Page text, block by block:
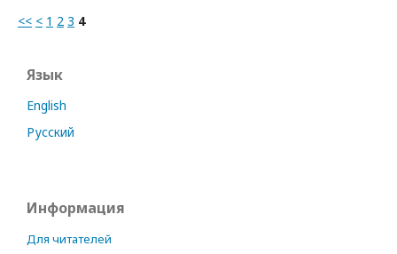
<< < 1 2 3 4
Язык
English
Русский
Информация
Для читателей